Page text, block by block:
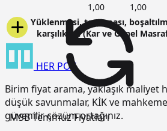
MSB Temmuz Fiyatları
1,00
1,00
Yüklenmesi, taşınması,
karşılıkları (Kar ve Genel
HER POZ
Birim fiyat arama, yaklaşık maliyet
düşük savunmalar, KİK ve
güvenilir çözüm ortağınız.